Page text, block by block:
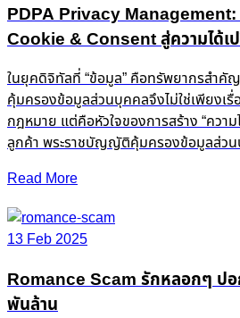
PDPA Privacy Management:
Cookie & Consent สู่ความได้เ
ในยุคดิจิทัลที่ “ข้อมูล” คือทรัพยากรสำคั
คุ้มครองข้อมูลส่วนบุคคลจึงไม่ใช่เพียงเ
กฎหมาย แต่คือหัวใจของการสร้าง “ความ
ลูกค้า พระราชบัญญัติคุ้มครองข้อมูลส่ว
Read More
13 Feb 2025
Romance Scam รักหลอกๆ ป
พันล้าน